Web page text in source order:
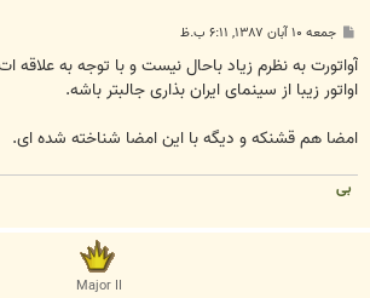
پ
ت
جمعه ۱۰ آبان ۱۳۸۷, ۶:۱۱ ب.ظ
آواتورت به نظرم زیاد باحال نیست و با توجه به علاقه
اواتور زیبا از سینمای ایران بذاری جالبتر باشه.
امضا هم قشنکه و دیگه با این امضا شناخته شده ای.
بی
Major II